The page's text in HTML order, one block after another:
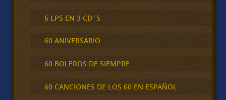
6 LPS EN 3 CD´S
60 ANIVERSARIO
60 BOLEROS DE SIEMPRE
60 CANCIONES DE LOS 60 EN ESPAÑOL